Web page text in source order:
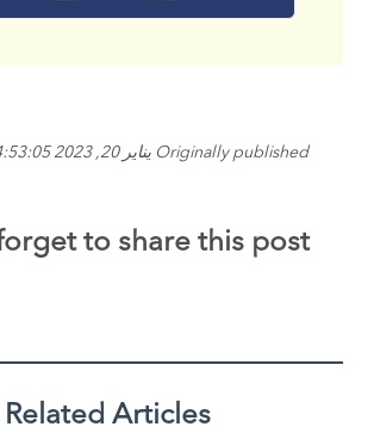
to share this post!
Related Articles